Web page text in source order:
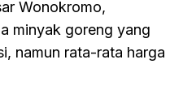
Wonokromo,
minyak goreng yang
namun rata-rata harga